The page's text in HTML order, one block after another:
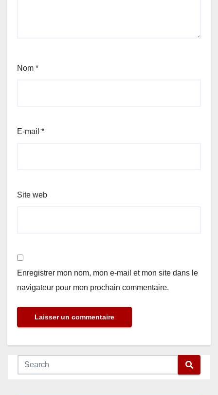
Nom *
E-mail *
Site web
Enregistrer mon nom, mon e-mail et mon site dans le
navigateur pour mon prochain commentaire.